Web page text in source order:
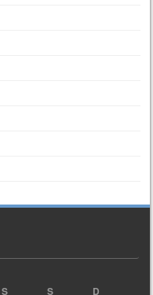
S S D